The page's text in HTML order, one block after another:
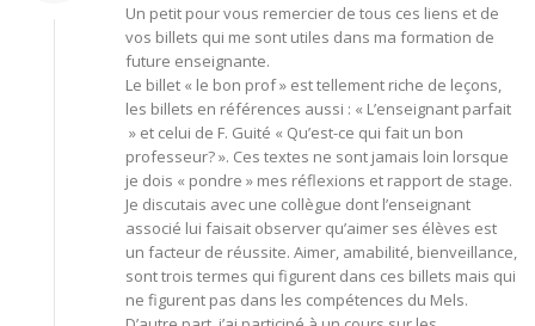
Un petit pour vous remercier de tous ces liens et de
vos billets qui me sont utiles dans ma formation de
future enseignante.
Le billet « le bon prof » est tellement riche de leçons,
les billets en références aussi : « L’enseignant parfait
» et celui de F. Guité « Qu’est-ce qui fait un bon
professeur? ». Ces textes ne sont jamais loin lorsque
je dois « pondre » mes réflexions et rapport de stage.
Je discutais avec une collègue dont l’enseignant
associé lui faisait observer qu’aimer ses élèves est
un facteur de réussite. Aimer, amabilité, bienveillance,
sont trois termes qui figurent dans ces billets mais qui
ne figurent pas dans les compétences du Mels.